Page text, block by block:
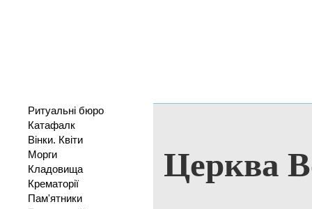
Ритуальні бюро
Катафалк
Вінки. Квіти
Морги
Кладовища
Крематорії
Пам'ятники
Церква